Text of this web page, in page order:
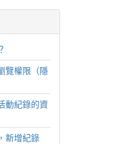
覽權限（隱
動紀錄的資
新增紀錄